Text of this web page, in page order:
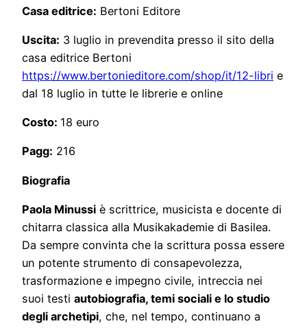
Casa editrice: Bertoni Editore
Uscita: 3 luglio in prevendita presso il sito della
casa editrice Bertoni
https://www.bertonieditore.com/shop/it/12-libri e
dal 18 luglio in tutte le librerie e online
Costo: 18 euro
Pagg: 216
Biografia
Paola Minussi è scrittrice, musicista e docente di
chitarra classica alla Musikakademie di Basilea.
Da sempre convinta che la scrittura possa essere
un potente strumento di consapevolezza,
trasformazione e impegno civile, intreccia nei
suoi testi autobiografia, temi sociali e lo studio
degli archetipi, che, nel tempo, continuano a